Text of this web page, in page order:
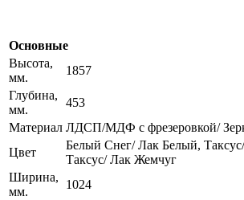
Основные
Высота,
мм.
1857
Глубина,
мм.
453
Материал ЛДСП/МДФ с фрезеровкой/
Цвет
Белый Снег/ Лак Белый,
Таксус/ Лак Жемчуг
Ширина,
мм.
1024